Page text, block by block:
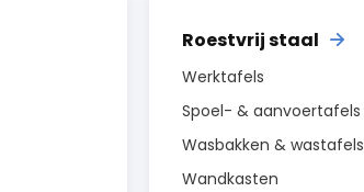
Roestvrij staal
Werktafels
Spoel- & aanvoertafels
Wasbakken & wastafels
Wandkasten